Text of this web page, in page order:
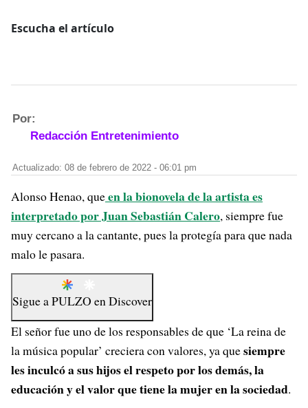
Escucha el artículo
Por:
Redacción Entretenimiento
Actualizado: 08 de febrero de 2022 - 06:01 pm
Alonso Henao, queen la bionovela de la artista es
interpretado por Juan Sebastián Calero, siempre fue
muy cercano a la cantante, pues la protegía para que nada
malo le pasara.
Sigue aPULZO enDiscover
El señor fue uno de los responsables de que ‘La reina de
la música popular’ creciera con valores, ya quesiempre
les inculcó a sus hijos el respeto por los demás, la
educación y el valor que tiene la mujer en la sociedad.